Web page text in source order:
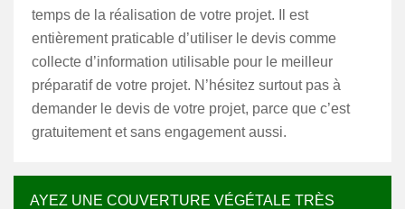
temps de la réalisation de votre projet. Il est
entièrement praticable d’utiliser le devis comme
collecte d’information utilisable pour le meilleur
préparatif de votre projet. N’hésitez surtout pas à
demander le devis de votre projet, parce que c’est
gratuitement et sans engagement aussi.
AYEZ UNE COUVERTURE VÉGÉTALE TRÈS